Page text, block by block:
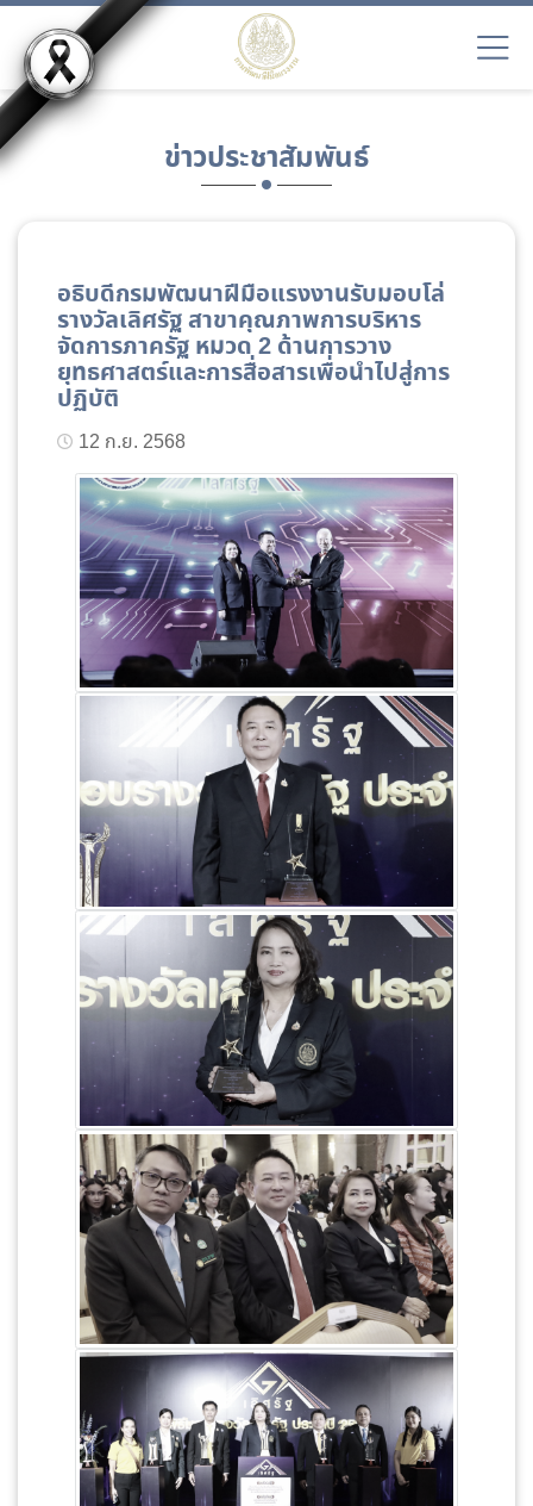
ข่าวประชาสัมพันธ์
อธิบดีกรมพัฒนาฝีมือแรงงานรับมอบโล่
รางวัลเลิศรัฐ สาขาคุณภาพการบริหาร
จัดการภาครัฐ หมวด 2 ด้านการวาง
ยุทธศาสตร์และการสื่อสารเพื่อนำไปสู่การ
ปฏิบัติ
12 ก.ย. 2568